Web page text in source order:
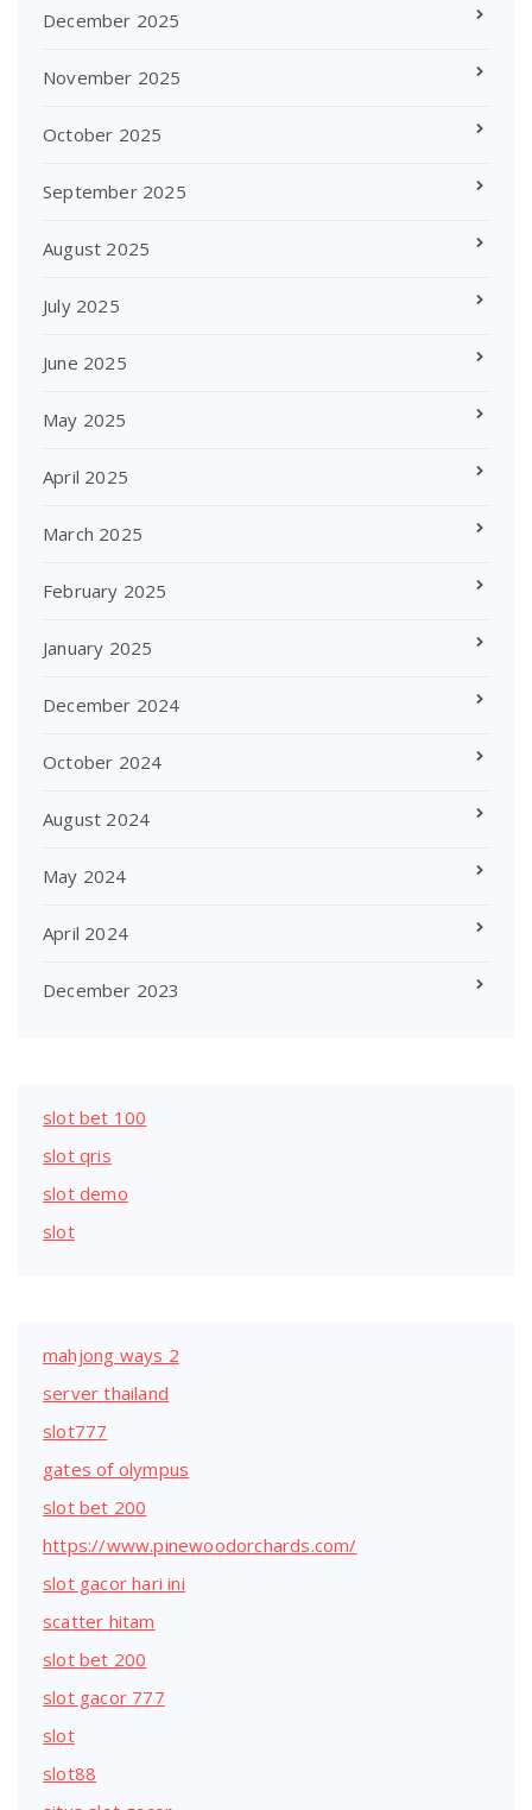
December 2025
November 2025
October 2025
September 2025
August 2025
July 2025
June 2025
May 2025
April 2025
March 2025
February 2025
January 2025
December 2024
October 2024
August 2024
May 2024
April 2024
December 2023
slot bet 100
slot qris
slot demo
slot
mahjong ways 2
server thailand
slot777
gates of olympus
slot bet 200
https://www.pinewoodorchards.com/
slot gacor hari ini
scatter hitam
slot bet 200
slot gacor 777
slot
slot88